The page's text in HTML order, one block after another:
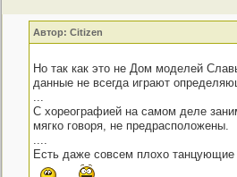
Автор: Citizen
Но так как это не Дом моделей
данные не всегда играют
...
С хореографией на самом деле
мягко говоря, не предрасположены.
....
Есть даже совсем плохо